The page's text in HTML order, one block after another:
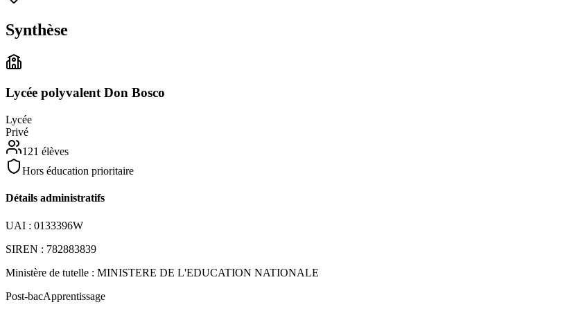
Synthèse
Lycée polyvalent Don Bosco
Lycée
Privé
121 élèves
Hors éducation prioritaire
Détails administratifs
UAI : 0133396W
SIREN : 782883839
Ministère de tutelle : MINISTERE DE L'EDUCATION NATIONALE
Post-bacApprentissage